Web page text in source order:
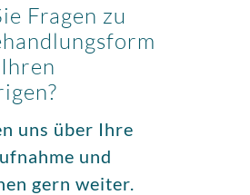
Fragen zu
uns über Ihre
und
gern weiter.